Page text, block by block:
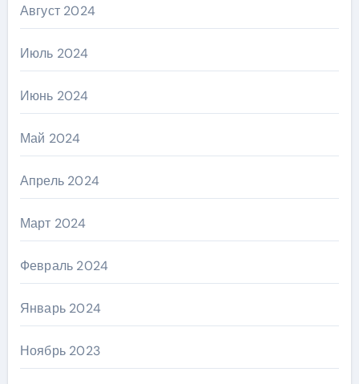
Август 2024
Июль 2024
Июнь 2024
Май 2024
Апрель 2024
Март 2024
Февраль 2024
Январь 2024
Ноябрь 2023